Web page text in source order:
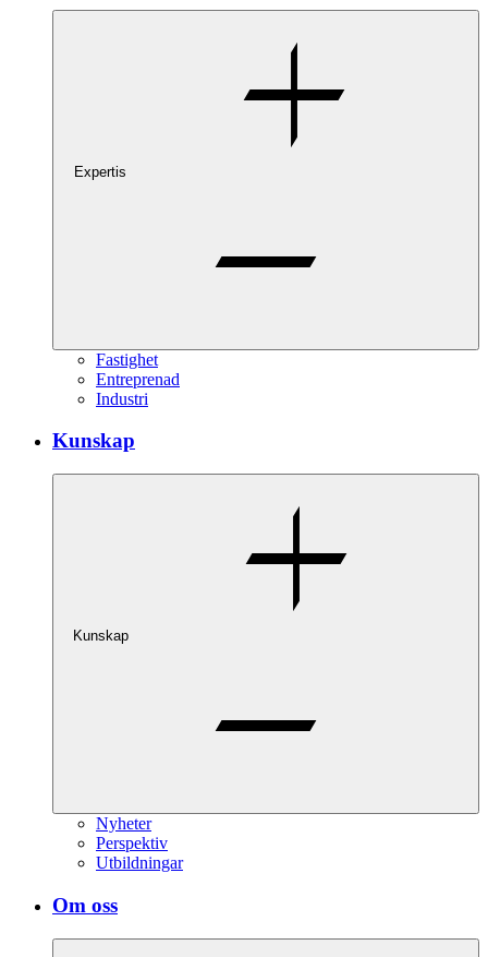
Expertis
Fastighet
Entreprenad
Industri
Kunskap
Kunskap
Nyheter
Perspektiv
Utbildningar
Om oss